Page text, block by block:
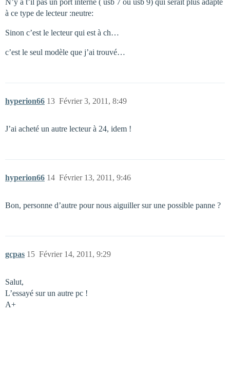
N’y a t’il pas un port interne ( usb 7 ou usb 9) qui serait plus adapté
à ce type de lecteur :neutre:
Sinon c’est le lecteur qui est à ch…
c’est le seul modèle que j’ai trouvé…
hyperion66 Février 3, 2011, 8:49
13
J’ai acheté un autre lecteur à 24, idem !
hyperion66 Février 13, 2011, 9:46
14
Bon, personne d’autre pour nous aiguiller sur une possible panne ?
gcpas Février 14, 2011, 9:29
15
Salut,
L’essayé sur un autre pc !
A+